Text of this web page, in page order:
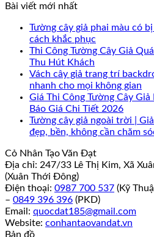
Bài viết mới nhất
Tường cây giả phai màu có
cách khắc phục
Thi Công Tường Cây Giả
Thu Hút Khách
Vách cây giả trang trí
nhanh cho mọi không gian
Giá Thi Công Tường Cây Giả
Báo Giá Chi Tiết 2026
Tường cây giả ngoài trời |
đẹp, bền, không cần chăm
Cỏ Nhân Tạo Văn Đạt
Địa chỉ: 247/33 Lê Thị Kim, Xã
(Xuân Thới Đông)
Điện thoại: 0987 700 537 (Kỹ
– 0849 396 396 (PKD)
Email: quocdat185@gmail.com
Website: conhantaovandat.vn
Bản đồ